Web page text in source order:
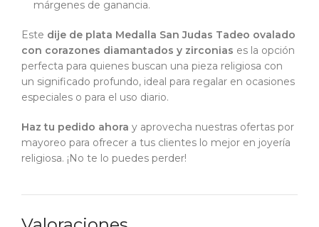
márgenes de ganancia.
Este dije de plata Medalla San Judas Tadeo ovalado
con corazones diamantados y zirconias es la opción
perfecta para quienes buscan una pieza religiosa con
un significado profundo, ideal para regalar en ocasiones
especiales o para el uso diario.
Haz tu pedido ahora y aprovecha nuestras ofertas por
mayoreo para ofrecer a tus clientes lo mejor en joyería
religiosa. ¡No te lo puedes perder!